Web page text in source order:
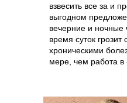
взвесить все за и
выгодном
вечерние и ночные
время суток
хроническими
мере, чем работа